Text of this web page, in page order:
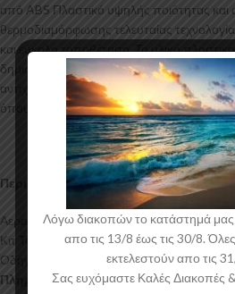
από ABS Πλαστικό υψηλής ποιότητας και
θερμοδιαμόρφωσης τελευταίας
και εύκολη τοποθέτηση. Το υλικό
δημιουργία προϊόντων έρχεται σε Μαύρο
αντιχαρακτική επιφάνεια. Συνοδεύεται
όπου αφαιρείται πριν την τοποθέτηση.
Περιεχόμενα Συσκευασίας:
Αεροτομή Οροφής BMW 3 Series E90
Κιτ Τοποθέτησης
Οδηγίες Τοποθέτησης
Πληροφορίες Αποστολής:
Λόγω διακοπών το κατάστημά μας
απο τις 13/8 έως τις 30/8.
εκτελεστούν απο τις
Σας ευχόμαστε Καλές Διακοπές